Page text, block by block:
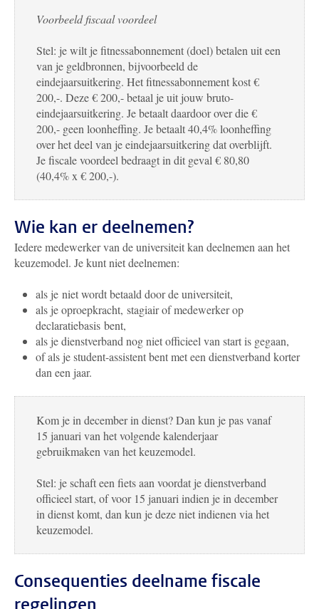
Voorbeeld fiscaal voordeel
Stel: je wilt je fitnessabonnement (doel) betalen uit een
van je geldbronnen, bijvoorbeeld de
eindejaarsuitkering. Het fitnessabonnement kost €
200,-. Deze € 200,- betaal je uit jouw bruto-
eindejaarsuitkering. Je betaalt daardoor over die €
200,- geen loonheffing. Je betaalt 40,4% loonheffing
over het deel van je eindejaarsuitkering dat overblijft.
Je fiscale voordeel bedraagt in dit geval € 80,80
(40,4% x € 200,-).
Wie kan er deelnemen?
Iedere medewerker van de universiteit kan deelnemen aan het
keuzemodel. Je kunt niet deelnemen:
als je niet wordt betaald door de universiteit,
als je oproepkracht, stagiair of medewerker op
declaratiebasis bent,
als je dienstverband nog niet officieel van start is gegaan,
of als je student-assistent bent met een dienstverband korter
dan een jaar.
Kom je in december in dienst? Dan kun je pas vanaf
15 januari van het volgende kalenderjaar
gebruikmaken van het keuzemodel.
Stel: je schaft een fiets aan voordat je dienstverband
officieel start, of voor 15 januari indien je in december
in dienst komt, dan kun je deze niet indienen via het
keuzemodel.
Consequenties deelname fiscale